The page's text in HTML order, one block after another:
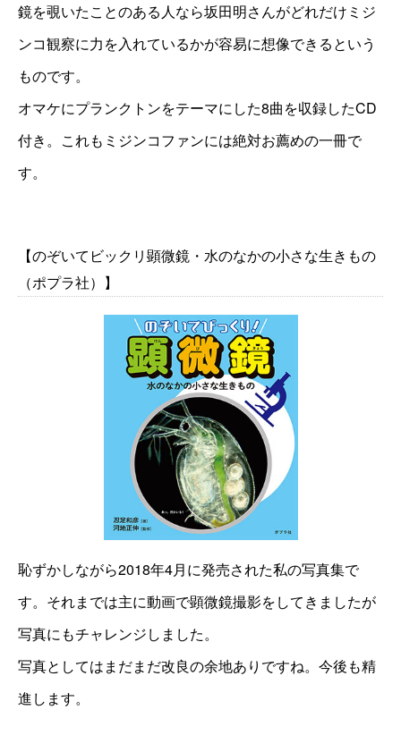
鏡を覗いたことのある人なら坂田明さんがどれだけミジ
ンコ観察に力を入れているかが容易に想像できるという
ものです。
オマケにプランクトンをテーマにした8曲を収録したCD
付き。これもミジンコファンには絶対お薦めの一冊で
す。
【のぞいてビックリ顕微鏡・水のなかの小さな生きもの
（ポプラ社）】
恥ずかしながら2018年4月に発売された私の写真集で
す。それまでは主に動画で顕微鏡撮影をしてきましたが
写真にもチャレンジしました。
写真としてはまだまだ改良の余地ありですね。今後も精
進します。